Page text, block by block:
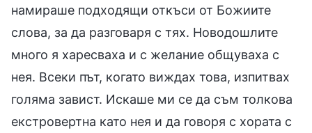
намираше подходящи откъси от Божиите
слова, за да разговаря с тях. Новодошлите
много я харесваха и с желание общуваха с
нея. Всеки път, когато виждах това, изпитвах
голяма завист. Искаше ми се да съм толкова
екстровертна като нея и да говоря с хората с